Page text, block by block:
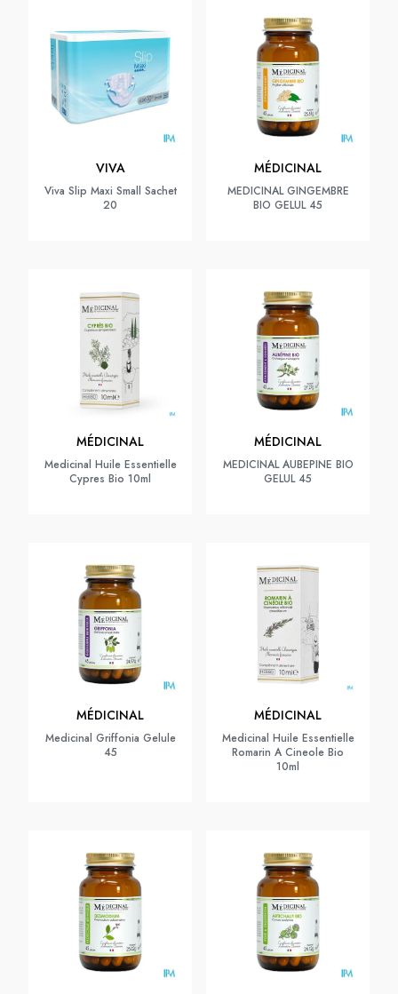
VIVA
Viva Slip Maxi Small Sachet
20
MÉDICINAL
MEDICINAL GINGEMBRE
BIO GELUL 45
MÉDICINAL
Medicinal Huile Essentielle
Cypres Bio 10ml
MÉDICINAL
MEDICINAL AUBEPINE BIO
GELUL 45
MÉDICINAL
Medicinal Griffonia Gelule
45
MÉDICINAL
Medicinal Huile Essentielle
Romarin A Cineole Bio
10ml